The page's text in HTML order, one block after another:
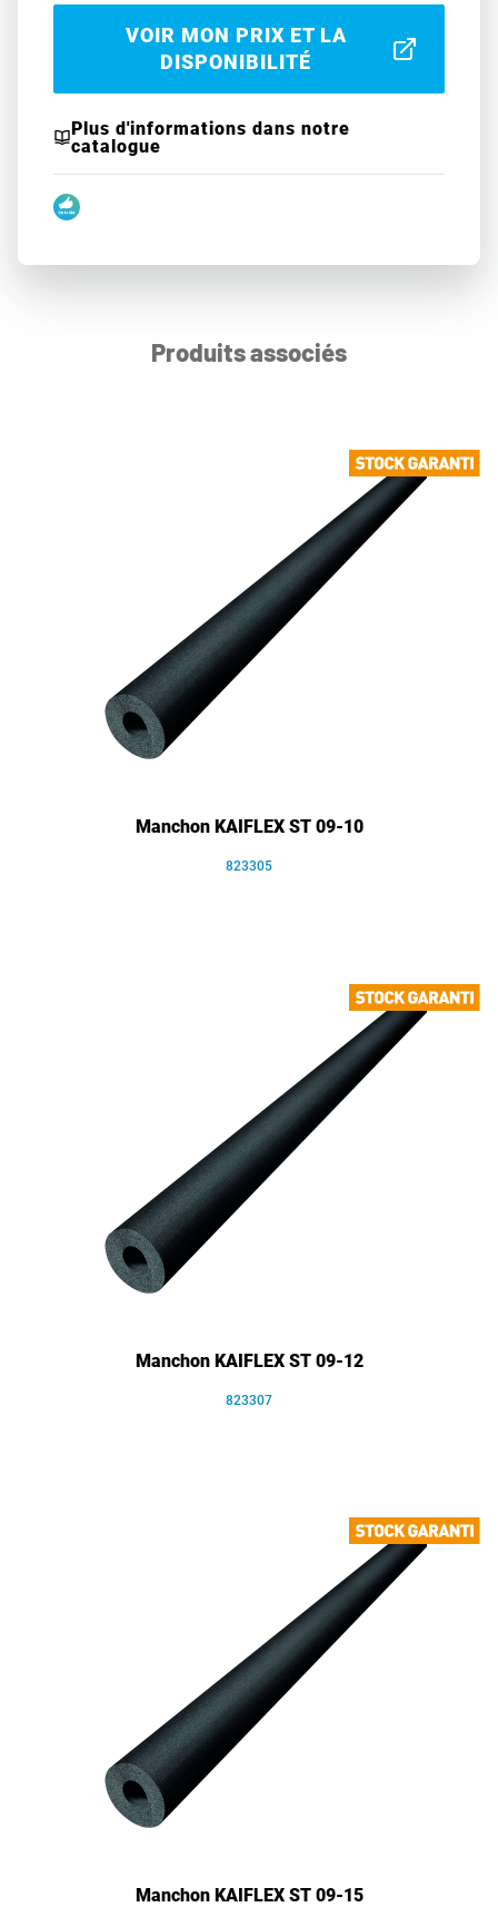
VOIR MON PRIX ET LA
DISPONIBILITÉ
Plus d'informations dans notre
catalogue
Produits associés
Manchon KAIFLEX ST 09-10
823305
Manchon KAIFLEX ST 09-12
823307
Manchon KAIFLEX ST 09-15